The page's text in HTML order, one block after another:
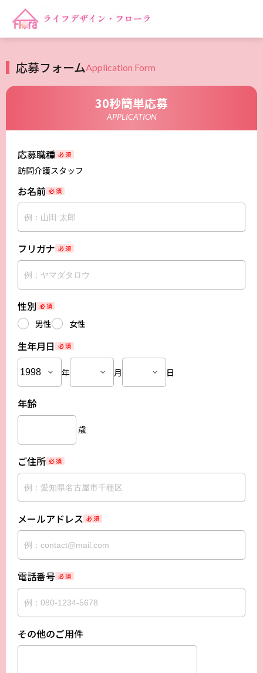
応募フォームApplication Form
30秒簡単応募
APPLICATION
応募職種 必 須
訪問介護スタッフ
お名前 必 須
フリガナ 必 須
性別 必 須
男性 女性
生年月日 必 須
年 月 日
年齢
歳
ご住所 必 須
メールアドレス 必 須
電話番号 必 須
その他のご用件